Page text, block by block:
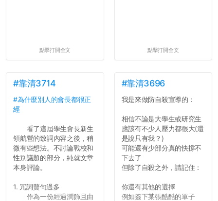
點擊打開全文 點擊打開全文
#靠清3714
#為什麼別人的會長都很正
經
看了這屆學生會長新生
領航營的致詞內容之後，稍
微有些想法。不討論戰校和
性別議題的部分，純就文章
本身評論。
1. 冗詞贅句過多
作為一份經過潤飾且由
#靠清3696
我是來做防自殺宣導的：
相信不論是大學生或研究生
應該有不少人壓力都很大(還
是說只有我？)
可能還有少部分真的快撐不
下去了
但除了自殺之外，請記住：
你還有其他的選擇
例如簽下某張酷酷的單子